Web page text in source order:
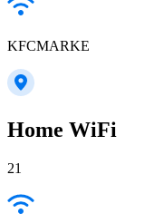
KFCMARKE
Home WiFi
21